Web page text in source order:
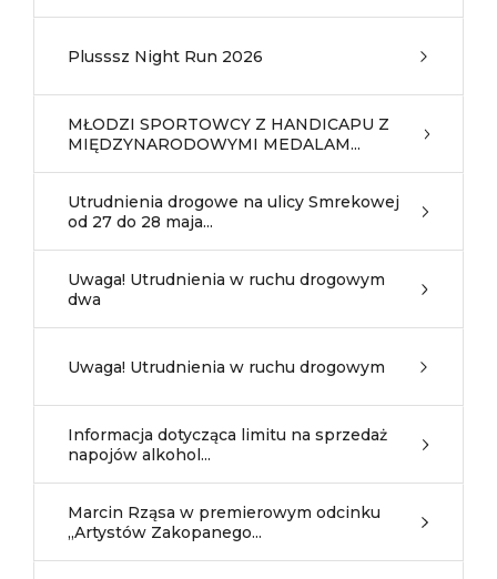
Plusssz Night Run 2026
MŁODZI SPORTOWCY Z HANDICAPU Z
MIĘDZYNARODOWYMI MEDALAM...
Utrudnienia drogowe na ulicy Smrekowej
od 27 do 28 maja...
Uwaga! Utrudnienia w ruchu drogowym
dwa
Uwaga! Utrudnienia w ruchu drogowym
Informacja dotycząca limitu na sprzedaż
napojów alkohol...
Marcin Rząsa w premierowym odcinku
„Artystów Zakopanego...